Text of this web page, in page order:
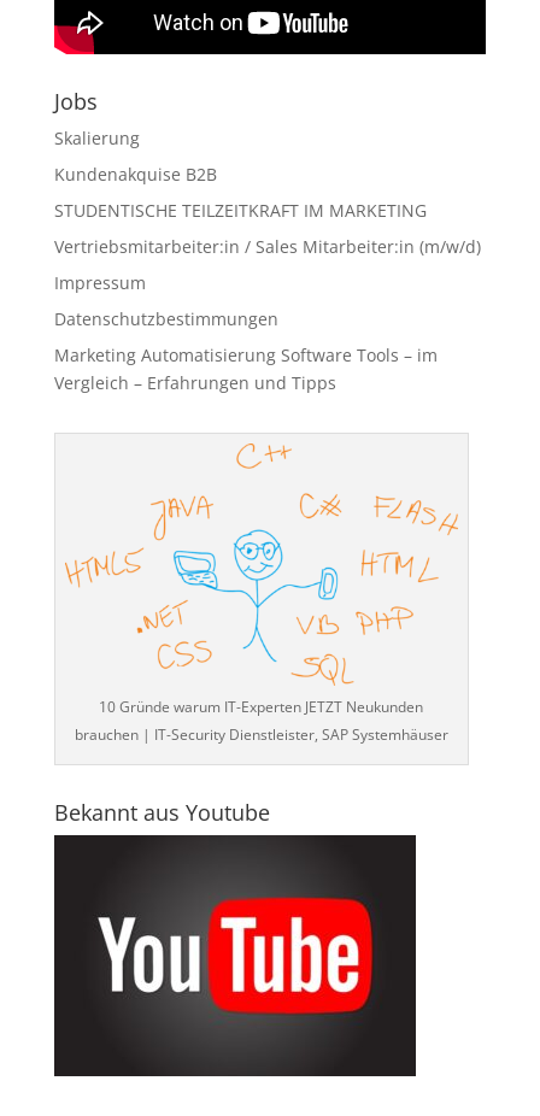
Jobs
Skalierung
Kundenakquise B2B
STUDENTISCHE TEILZEITKRAFT IM MARKETING
Vertriebsmitarbeiter:in / Sales Mitarbeiter:in (m/w/d)
Impressum
Datenschutzbestimmungen
Marketing Automatisierung Software Tools – im
Vergleich – Erfahrungen und Tipps
10 Gründe warum IT-Experten JETZT Neukunden
brauchen | IT-Security Dienstleister, SAP Systemhäuser
Bekannt aus Youtube